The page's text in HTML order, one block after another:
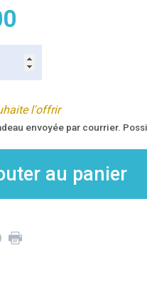
au panier
l'offrir
envoyée par courrier.